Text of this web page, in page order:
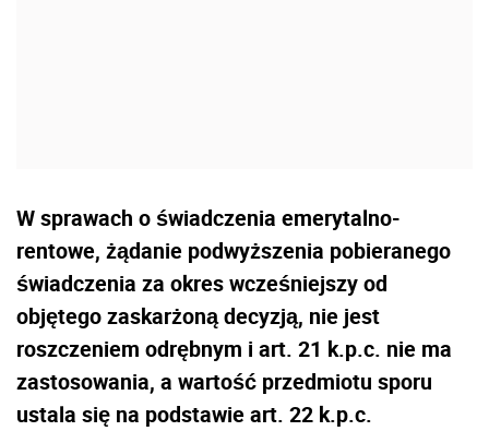
W sprawach o świadczenia emerytalno-
rentowe, żądanie podwyższenia pobieranego
świadczenia za okres wcześniejszy od
objętego zaskarżoną decyzją, nie jest
roszczeniem odrębnym i art. 21 k.p.c. nie ma
zastosowania, a wartość przedmiotu sporu
ustala się na podstawie art. 22 k.p.c.